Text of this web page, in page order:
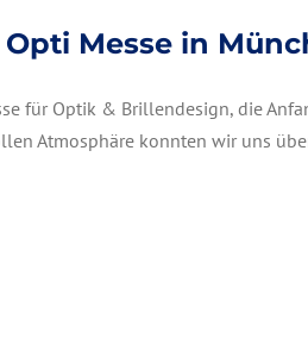
Messe in
für Optik & Brillendesign, die
Atmosphäre konnten wir uns